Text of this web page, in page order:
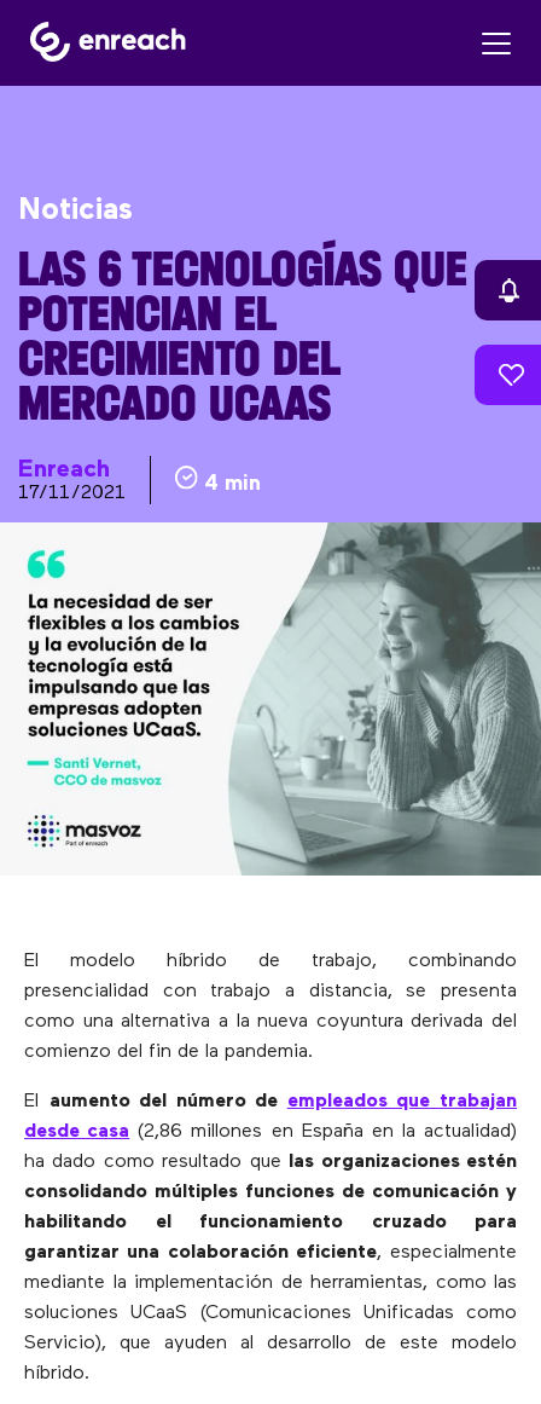
Noticias
LAS 6 TECNOLOGÍAS QUE
POTENCIAN EL
CRECIMIENTO DEL
MERCADO UCAAS
Enreach
17/11/2021 4 min
El modelo híbrido de trabajo, combinando
presencialidad con trabajo a distancia, se presenta
como una alternativa a la nueva coyuntura derivada del
comienzo del fin de la pandemia.
El aumento del número de empleados que trabajan
desde casa (2,86 millones en España en la actualidad)
ha dado como resultado que
las organizaciones estén
consolidando múltiples funciones de comunicación y
habilitando el funcionamiento cruzado para
garantizar una colaboración eficiente, especialmente
mediante la implementación de herramientas, como las
soluciones UCaaS (Comunicaciones Unificadas como
Servicio), que ayuden al desarrollo de este modelo
híbrido.